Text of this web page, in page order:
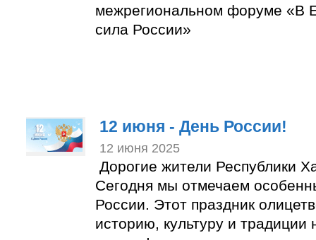
межрегиональном форуме «В
сила России»
12 июня - День России!
12 июня 2025
Дорогие жители Республики
Сегодня мы отмечаем
России. Этот праздник
историю, культуру и